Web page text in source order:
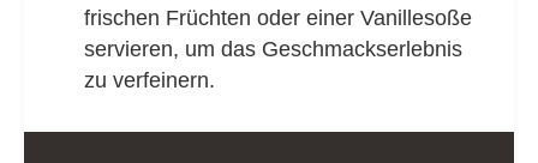
frischen Früchten oder einer Vanillesoße
servieren, um das Geschmackserlebnis
zu verfeinern.